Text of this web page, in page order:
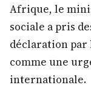
Afrique, le
sociale a pris
déclaration par
comme une
internationale.